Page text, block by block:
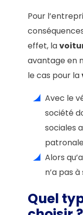
Pour
effet, la
avantage en
le cas pour la
Avec le
société
sociales
Alors
n’a pas
Quel